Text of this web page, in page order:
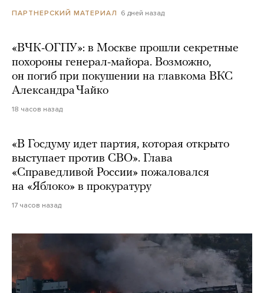
ПАРТНЕРСКИЙ МАТЕРИАЛ 6 дней назад
«ВЧК-ОГПУ»: в Москве прошли секретные
похороны генерал-майора. Возможно,
он погиб при покушении на главкома ВКС
Александра Чайко
18 часов назад
«В Госдуму идет партия, которая открыто
выступает против СВО». Глава
«Справедливой России» пожаловался
на «Яблоко» в прокуратуру
17 часов назад